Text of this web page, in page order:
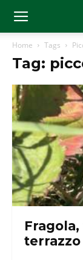
Home Tags
Tag:
terrazzo